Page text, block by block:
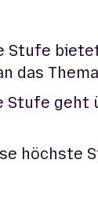
das
geht
höchste